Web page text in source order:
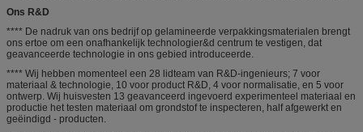
Ons R&D
**** De nadruk van ons bedrijf op gelamineerde verpakkingsmaterialen brengt
ons ertoe om een onafhankelijk technologier&d centrum te vestigen, dat
geavanceerde technologie in ons gebied introduceerde.
**** Wij hebben momenteel een 28 lidteam van R&D-ingenieurs; 7 voor
materiaal & technologie, 10 voor product R&D, 4 voor normalisatie, en 5 voor
ontwerp. Wij huisvesten 13 geavanceerd ingevoerd experimenteel materiaal en
productie het testen materiaal om grondstof te inspecteren, half afgewerkt en
geëindigd - producten.